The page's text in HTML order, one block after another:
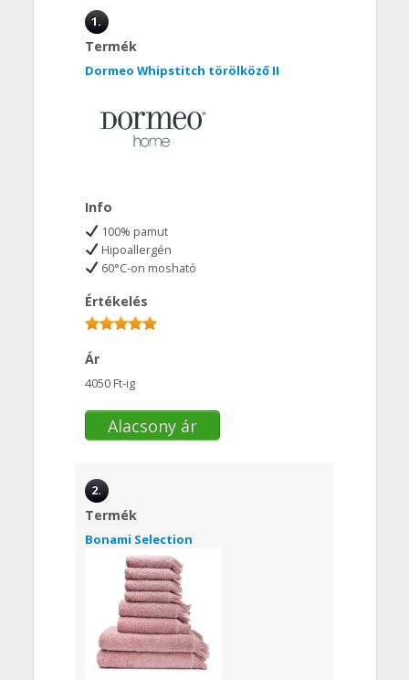
1.
Termék
Dormeo Whipstitch törölköző II
Info
100% pamut
Hipoallergén
60°C-on mosható
Értékelés
Ár
4050 Ft-ig
Alacsony ár
2.
Termék
Bonami Selection